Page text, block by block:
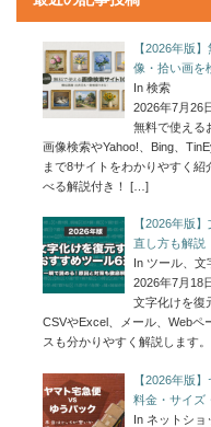
【2026年版
像・拾い画を
In 検索
2026年7月26
無料で使える
画像検索やYahoo!、Bing、
まで8サイトをわかりやすく
べる解説付き！
[…]
【2026年版
直し方も解説
In ツール、文
2026年7月18
文字化けを復
CSVやExcel、メール、Webペ
スも分かりやすく解説します。
【2026年版
料金・サイズ
In ネットショ